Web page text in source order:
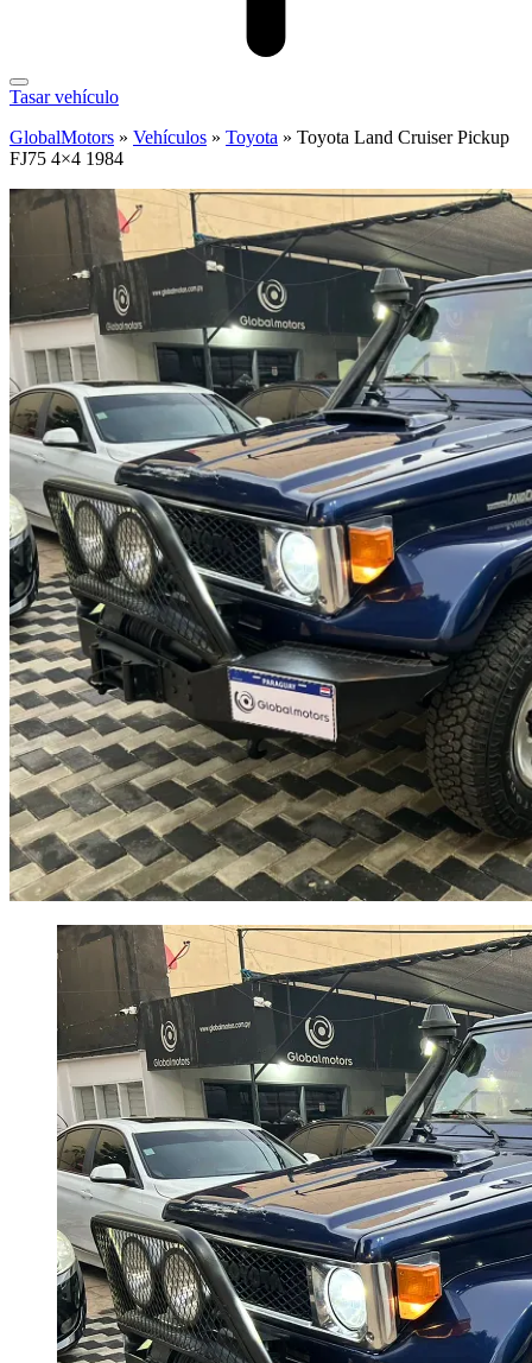
Tasar vehículo
GlobalMotors » Vehículos » Toyota » Toyota Land Cruiser Pickup
FJ75 4×4 1984